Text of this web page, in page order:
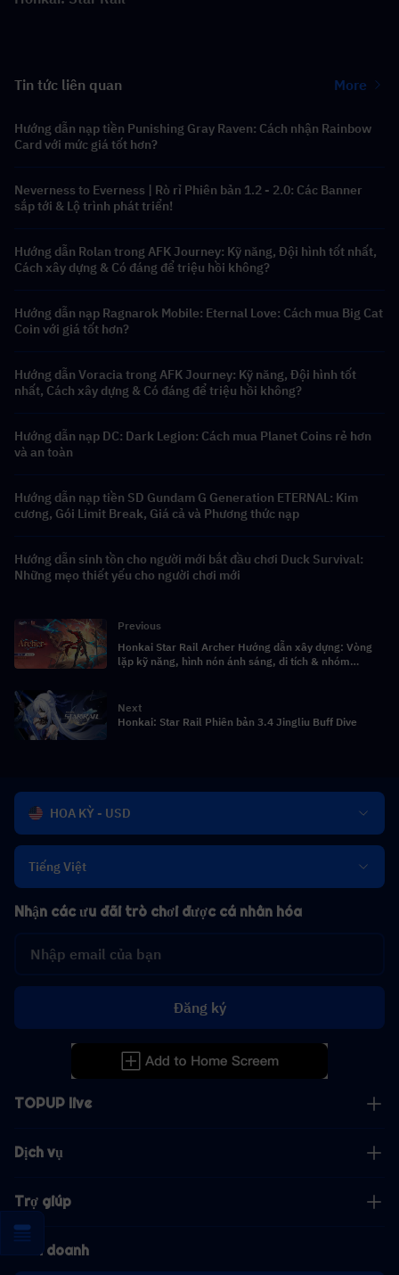
Tin tức liên quan More
Hướng dẫn nạp tiền Punishing Gray Raven: Cách nhận Rainbow
Card với mức giá tốt hơn?
Neverness to Everness | Rò rỉ Phiên bản 1.2 - 2.0: Các Banner
sắp tới & Lộ trình phát triển!
Hướng dẫn Rolan trong AFK Journey: Kỹ năng, Đội hình tốt nhất,
Cách xây dựng & Có đáng để triệu hồi không?
Hướng dẫn nạp Ragnarok Mobile: Eternal Love: Cách mua Big Cat
Coin với giá tốt hơn?
Hướng dẫn Voracia trong AFK Journey: Kỹ năng, Đội hình tốt
nhất, Cách xây dựng & Có đáng để triệu hồi không?
Hướng dẫn nạp DC: Dark Legion: Cách mua Planet Coins rẻ hơn
và an toàn
Hướng dẫn nạp tiền SD Gundam G Generation ETERNAL: Kim
cương, Gói Limit Break, Giá cả và Phương thức nạp
Hướng dẫn sinh tồn cho người mới bắt đầu chơi Duck Survival:
Những mẹo thiết yếu cho người chơi mới
Previous
Honkai Star Rail Archer Hướng dẫn xây dựng: Vòng
lặp kỹ năng, hình nón ánh sáng, di tích & nhóm
Next
Honkai: Star Rail Phiên bản 3.4 Jingliu Buff Dive
HOA KỲ - USD
Tiếng Việt
TOPUP live
Dịch vụ
Trợ giúp
Kinh doanh
Nhận các ưu đãi trò chơi được cá nhân hóa
Đăng ký